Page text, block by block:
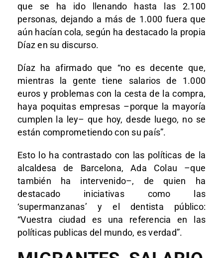
que se ha ido llenando hasta las 2.100
personas, dejando a más de 1.000 fuera que
aún hacían cola, según ha destacado la propia
Díaz en su discurso.
Díaz ha afirmado que “no es decente que,
mientras la gente tiene salarios de 1.000
euros y problemas con la cesta de la compra,
haya poquitas empresas –porque la mayoría
cumplen la ley– que hoy, desde luego, no se
están comprometiendo con su país”.
Esto lo ha contrastado con las políticas de la
alcaldesa de Barcelona, Ada Colau –que
también ha intervenido–, de quien ha
destacado iniciativas como las
‘supermanzanas’ y el dentista público:
“Vuestra ciudad es una referencia en las
políticas publicas del mundo, es verdad”.